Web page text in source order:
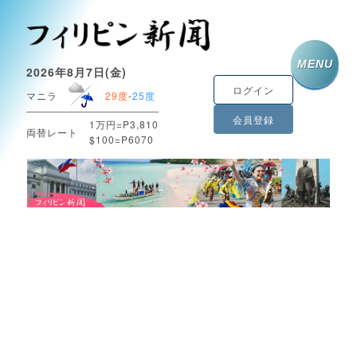
2026年8月7日(金)
マニラ 29度-25度
両替レート
1万円=P3,810
$100=P6070
ログイン
会員登録
MENU